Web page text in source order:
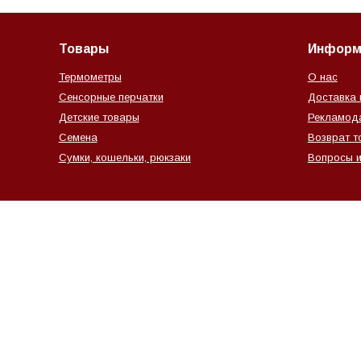
Товары
Термометры
Сенсорные перчатки
Детские товары
Семена
Сумки, кошельки, рюкзаки
О нас
Доставка
Возврат
Вопросы